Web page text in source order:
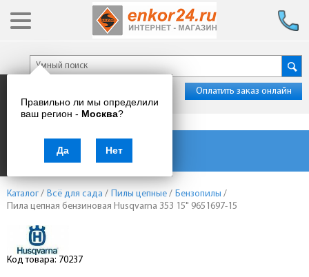
Правильно ли мы определили
ваш регион - Москва?
Да Нет
Оплатить заказ онлайн
Каталог товаров
Каталог / Всё для сада / Пилы цепные / Бензопилы /
Пила цепная бензиновая Husqvarna 353 15" 9651697-15
Код товара: 70237